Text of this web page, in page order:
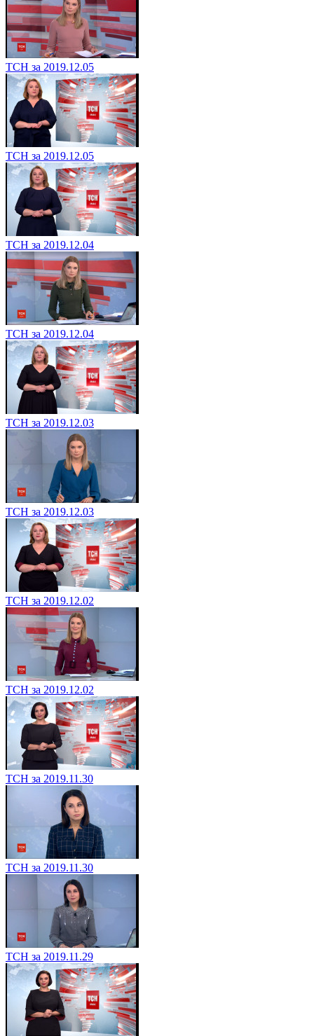
ТСН за 2019.12.05
ТСН за 2019.12.05
ТСН за 2019.12.04
ТСН за 2019.12.04
ТСН за 2019.12.03
ТСН за 2019.12.03
ТСН за 2019.12.02
ТСН за 2019.12.02
ТСН за 2019.11.30
ТСН за 2019.11.30
ТСН за 2019.11.29